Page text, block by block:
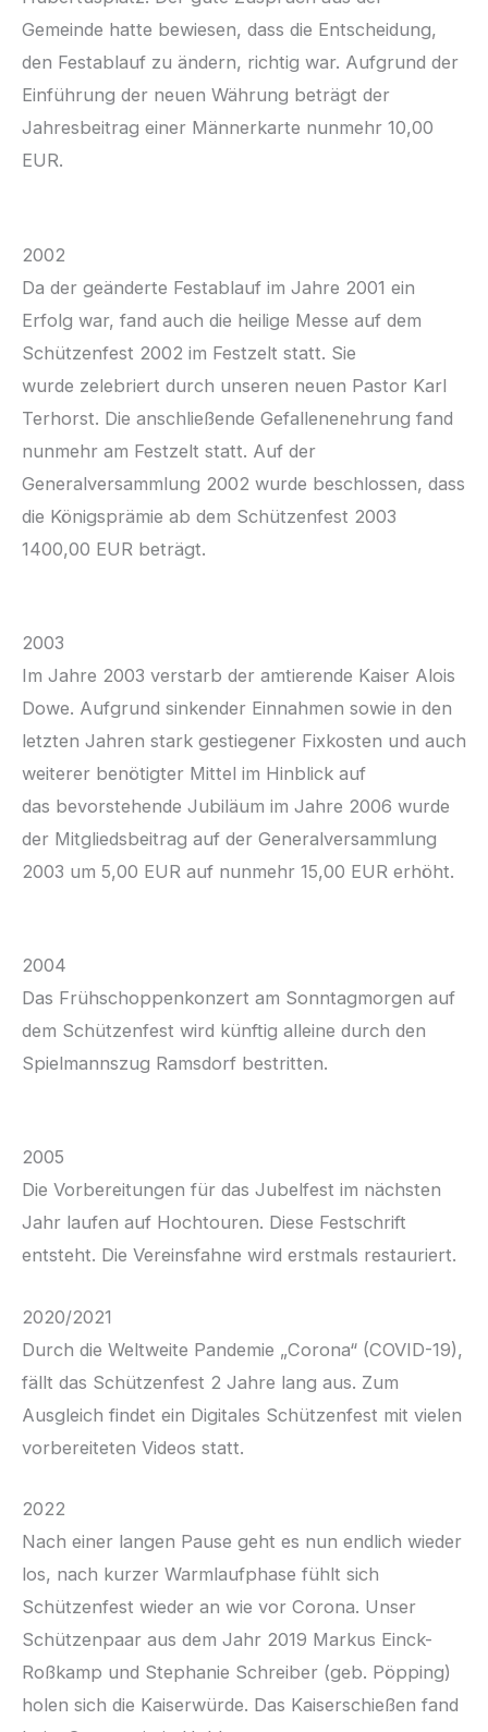
Gemeinde hatte bewiesen, dass die Entscheidung,
den Festablauf zu ändern, richtig war. Aufgrund der
Einführung der neuen Währung beträgt der
Jahresbeitrag einer Männerkarte nunmehr 10,00
EUR.
2002
Da der geänderte Festablauf im Jahre 2001 ein
Erfolg war, fand auch die heilige Messe auf dem
Schützenfest 2002 im Festzelt statt. Sie
wurde zelebriert durch unseren neuen Pastor Karl
Terhorst. Die anschließende Gefallenenehrung fand
nunmehr am Festzelt statt. Auf der
Generalversammlung 2002 wurde beschlossen, dass
die Königsprämie ab dem Schützenfest 2003
1400,00 EUR beträgt.
2003
Im Jahre 2003 verstarb der amtierende Kaiser Alois
Dowe. Aufgrund sinkender Einnahmen sowie in den
letzten Jahren stark gestiegener Fixkosten und auch
weiterer benötigter Mittel im Hinblick auf
das bevorstehende Jubiläum im Jahre 2006 wurde
der Mitgliedsbeitrag auf der Generalversammlung
2003 um 5,00 EUR auf nunmehr 15,00 EUR erhöht.
2004
Das Frühschoppenkonzert am Sonntagmorgen auf
dem Schützenfest wird künftig alleine durch den
Spielmannszug Ramsdorf bestritten.
2005
Die Vorbereitungen für das Jubelfest im nächsten
Jahr laufen auf Hochtouren. Diese Festschrift
entsteht. Die Vereinsfahne wird erstmals restauriert.
2020/2021
Durch die Weltweite Pandemie „Corona“ (COVID-19),
fällt das Schützenfest 2 Jahre lang aus. Zum
Ausgleich findet ein Digitales Schützenfest mit vielen
vorbereiteten Videos statt.
2022
Nach einer langen Pause geht es nun endlich wieder
los, nach kurzer Warmlaufphase fühlt sich
Schützenfest wieder an wie vor Corona. Unser
Schützenpaar aus dem Jahr 2019 Markus Einck-
Roßkamp und Stephanie Schreiber (geb. Pöpping)
holen sich die Kaiserwürde. Das Kaiserschießen fand